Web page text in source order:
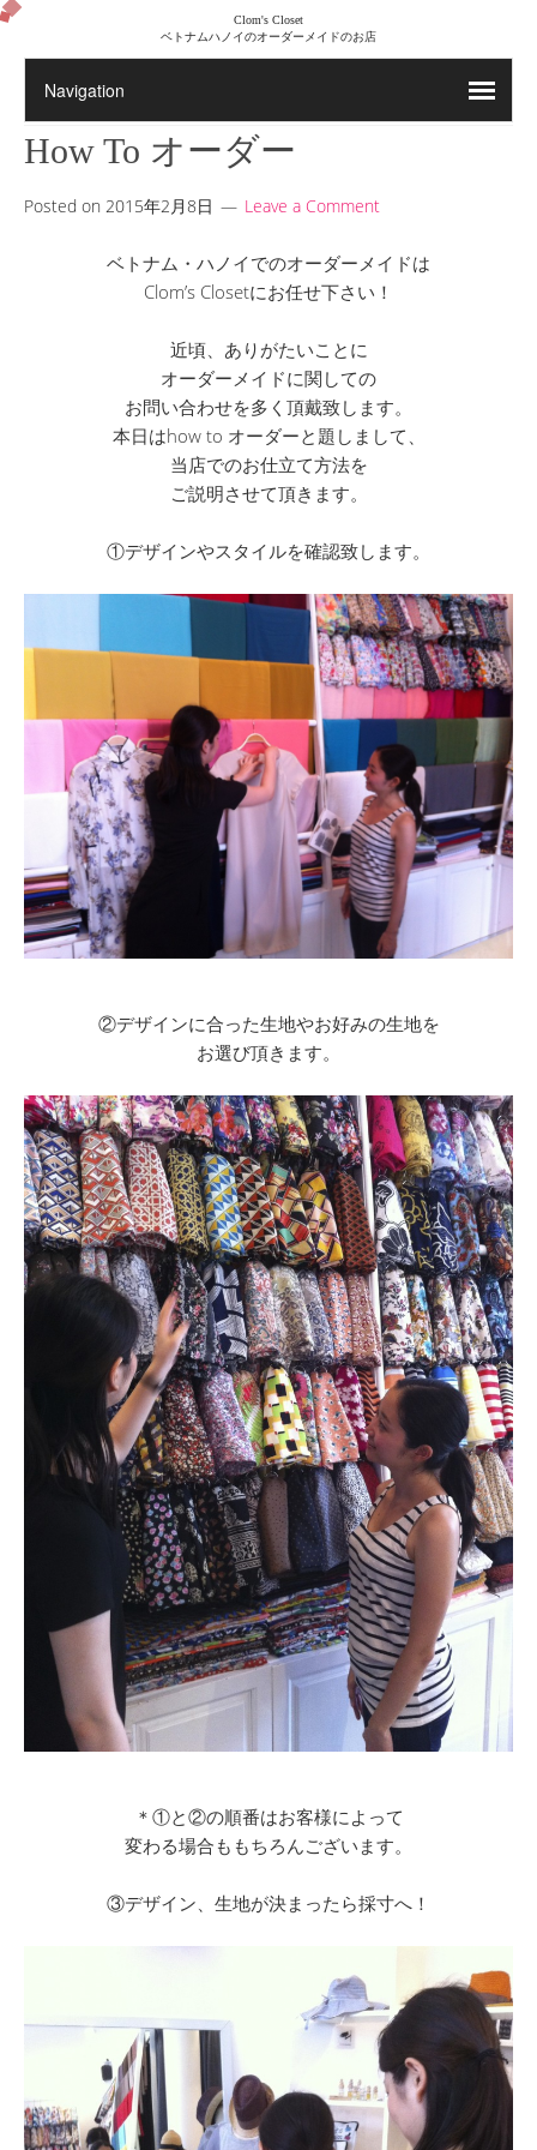
Clom's Closet
ベトナムハノイのオーダーメイドのお店
How To オーダー
Posted on 2015年2月8日 Leave a Comment
ベトナム・ハノイでのオーダーメイドは
Clom’s Closetにお任せ下さい！
近頃、ありがたいことに
オーダーメイドに関しての
お問い合わせを多く頂戴致します。
本日はhow to オーダーと題しまして、
当店でのお仕立て方法を
ご説明させて頂きます。
①デザインやスタイルを確認致します。
②デザインに合った生地やお好みの生地を
お選び頂きます。
＊①と②の順番はお客様によって
変わる場合ももちろんございます。
③デザイン、生地が決まったら採寸へ！